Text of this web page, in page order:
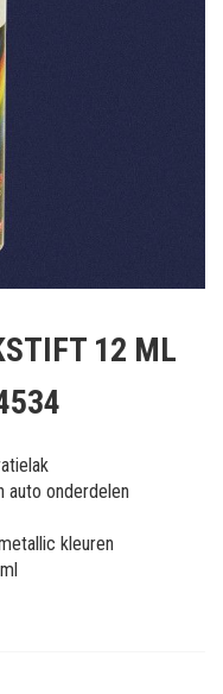
12 ML
auto onderdelen
kleuren